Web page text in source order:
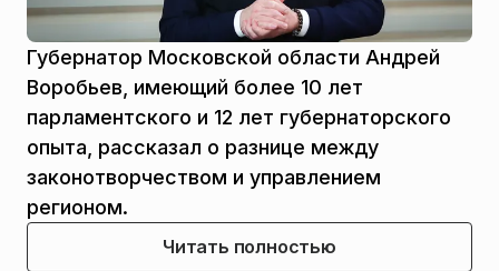
Губернатор Московской области Андрей
Воробьев, имеющий более 10 лет
парламентского и 12 лет губернаторского
опыта, рассказал о разнице между
законотворчеством и управлением
регионом.
Читать полностью